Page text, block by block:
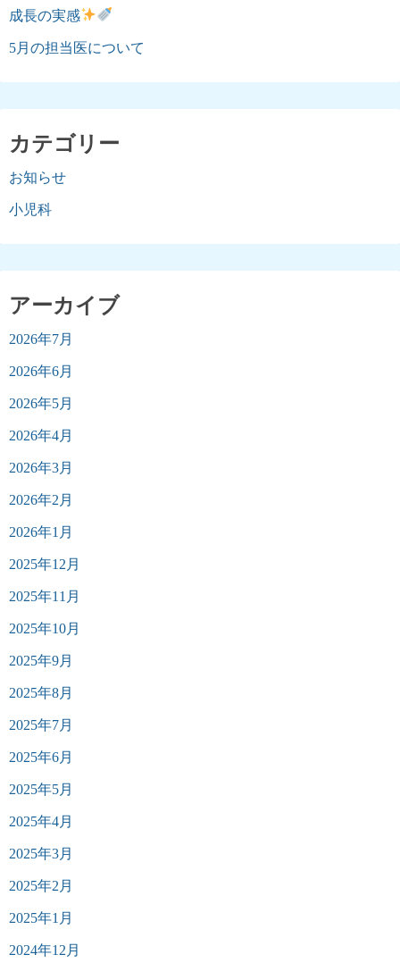
成長の実感
5月の担当医について
カテゴリー
お知らせ
小児科
アーカイブ
2026年7月
2026年6月
2026年5月
2026年4月
2026年3月
2026年2月
2026年1月
2025年12月
2025年11月
2025年10月
2025年9月
2025年8月
2025年7月
2025年6月
2025年5月
2025年4月
2025年3月
2025年2月
2025年1月
2024年12月